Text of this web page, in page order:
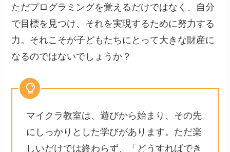
ただプログラミングを覚えるだけではなく、自分
で目標を見つけ、それを実現するために努力する
力。それこそが子どもたちにとって大きな財産に
なるのではないでしょうか？
マイクラ教室は、遊びから始まり、その先
にしっかりとした学びがあります。ただ楽
しいだけでは終わらず、「どうすればでき